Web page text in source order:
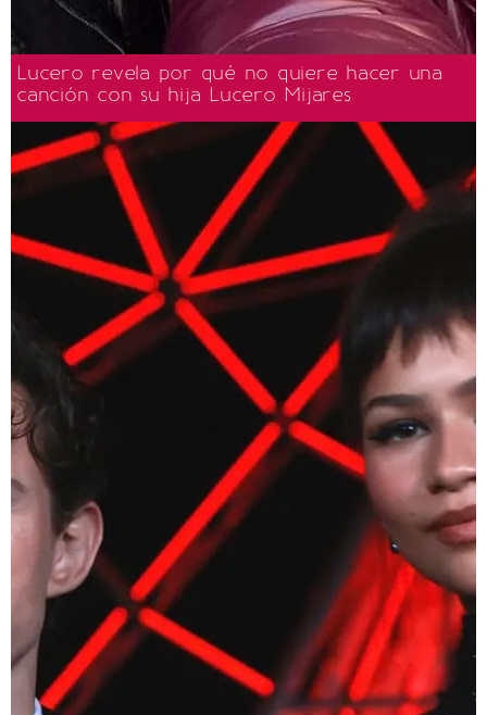
Lucero revela por qué no quiere hacer una
canción con su hija Lucero Mijares